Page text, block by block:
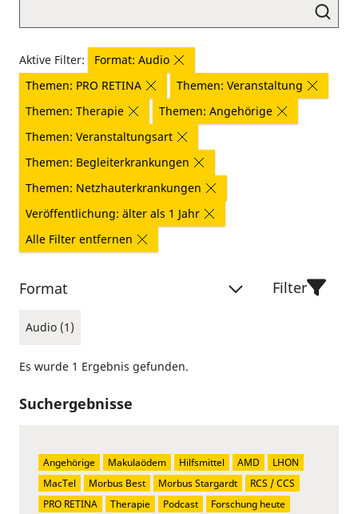
Aktive Filter:
Format: Audio
Themen: PRO RETINA
Themen: Veranstaltung
Themen: Therapie
Themen: Angehörige
Themen: Veranstaltungsart
Themen: Begleiterkrankungen
Themen: Netzhauterkrankungen
Veröffentlichung: älter als 1 Jahr
Alle Filter entfernen
Format
Audio (1)
Filter
Es wurde 1 Ergebnis gefunden.
Suchergebnisse
Angehörige Makulaödem Hilfsmittel AMD
LHON
MacTel
Morbus Best Morbus Stargardt
RCS / CCS
PRO RETINA
Therapie Podcast
Forschung heute